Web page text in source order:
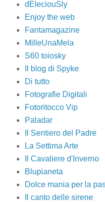
dEleciouSly
Enjoy the web
Fantamagazine
MilleUnaMela
S60 toiosky
Il blog di Spyke
Di tutto
Fotografie Digitali
Fotoritocco Vip
Paladar
Il Sentiero del Padre
La Settima Arte
Il Cavaliere d'Inverno
Blupianeta
Dolce mania per la
Il canto delle sirene